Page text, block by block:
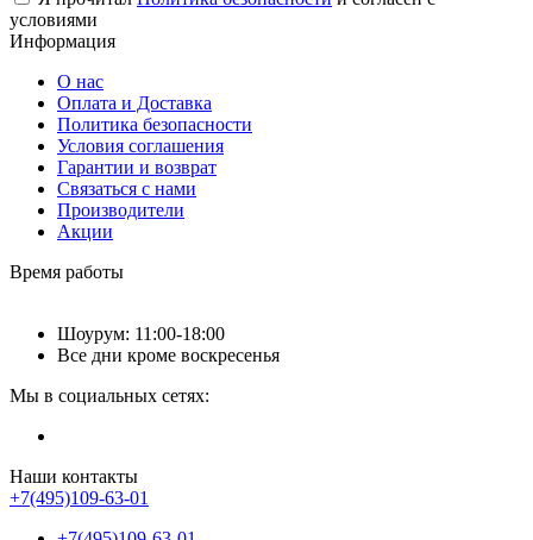
условиями
Информация
О нас
Оплата и Доставка
Политика безопасности
Условия соглашения
Гарантии и возврат
Связаться с нами
Производители
Акции
Время работы
Шоурум: 11:00-18:00
Все дни кроме воскресенья
Мы в социальных сетях:
Наши контакты
+7(495)109-63-01